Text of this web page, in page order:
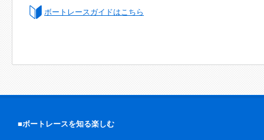
ボートレースガイドはこちら
■ボートレースを知る楽しむ